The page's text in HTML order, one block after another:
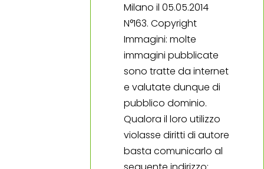
Milano il 05.05.2014
N°163. Copyright
Immagini: molte
immagini pubblicate
sono tratte da internet
e valutate dunque di
pubblico dominio.
Qualora il loro utilizzo
violasse diritti di autore
basta comunicarlo al